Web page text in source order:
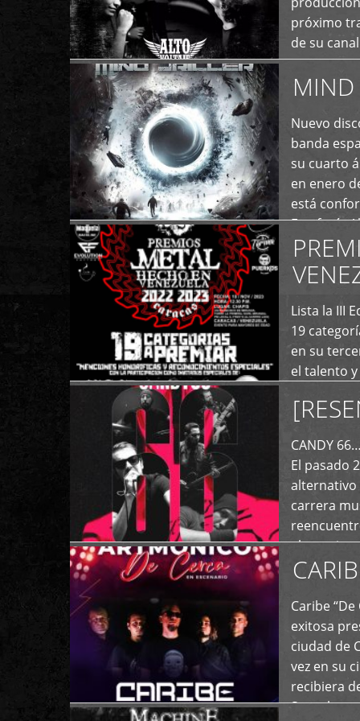
próximo
de su
momento
MIND
Nuevo
banda
su cuarto
en enero
está
Estefanía
+
Lista la III
19
en su
el talento
de las
+
CANDY
El pasado
alternativo
carrera
el exterior
+
Caribe
exitosa
ciudad de
vez en su
recibiera
Store los
+